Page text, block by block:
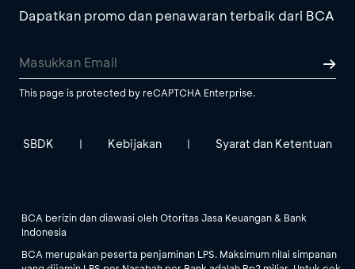
Dapatkan promo dan penawaran terbaik dari BCA
This page is protected by reCAPTCHA Enterprise.
SBDK | Kebijakan | Syarat dan Ketentuan
BCA berizin dan diawasi oleh Otoritas Jasa Keuangan & Bank
Indonesia
BCA merupakan peserta penjaminan LPS. Maksimum nilai simpanan